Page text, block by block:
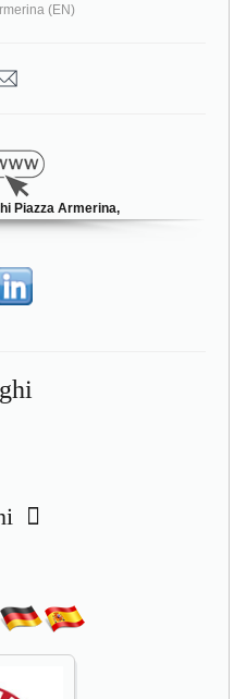
(EN)
Piazza Armerina,